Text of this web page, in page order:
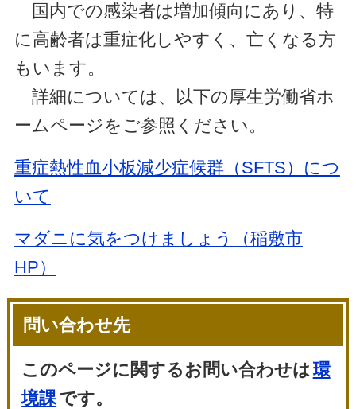
国内での感染者は増加傾向にあり、特
に高齢者は重症化しやすく、亡くなる方
もいます。
詳細については、以下の厚生労働省ホ
ームページをご参照ください。
重症熱性血小板減少症候群（SFTS）につ
いて
マダニに気をつけましょう（稲敷市
HP）
問い合わせ先
このページに関するお問い合わせは環
境課です。